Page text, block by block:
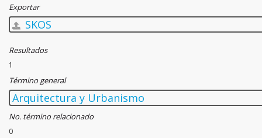
Exportar
SKOS
Resultados
1
Término general
Arquitectura y Urbanismo
No. término relacionado
0